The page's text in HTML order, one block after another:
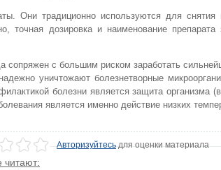
Они традиционно используются для
точная дозировка и наименование
сопряжен с большим риском заработать
уничтожают болезнетворные
болезни является защита организма
является именно действие низких
Авторизуйтесьдля оценки материала